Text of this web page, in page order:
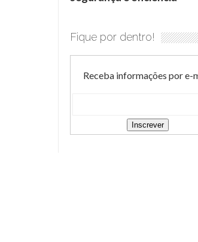
Fique por dentro!
Receba informações por e-